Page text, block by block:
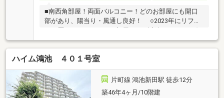
■南西角部屋！両面バルコニー！どのお部屋にも開口
部があり、陽当り・風通し良好！ ○2023年にリフォ
「荒本」駅まで徒歩9分！通勤・通学もらくらく
ハイム鴻池 ４０１号室
片町線 鴻池新田駅 徒歩12分
築46年4ヶ月/10階建